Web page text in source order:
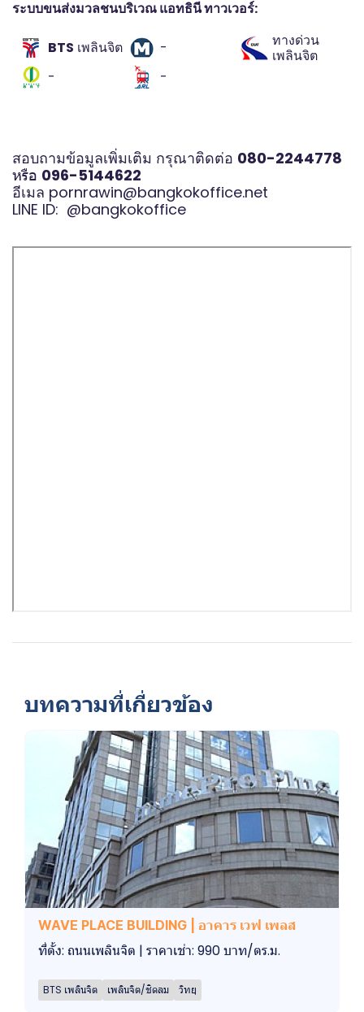
ระบบขนส่งมวลชนบริเวณ แอทธินี ทาวเวอร์:
BTS เพลินจิต -
ทางด่วน
เพลินจิต
-
-
สอบถามข้อมูลเพิ่มเติม กรุณาติดต่อ 080-2244778
หรือ 096-5144622
อีเมล pornrawin@bangkokoffice.net
LINE ID: @bangkokoffice
บทความที่เกี่ยวข้อง
WAVE PLACE BUILDING | อาคาร เวฟ เพลส
ที่ตั้ง: ถนนเพลินจิต | ราคาเช่า: 990 บาท/ตร.ม.
BTS เพลินจิต เพลินจิต/ชิดลม วิทยุ